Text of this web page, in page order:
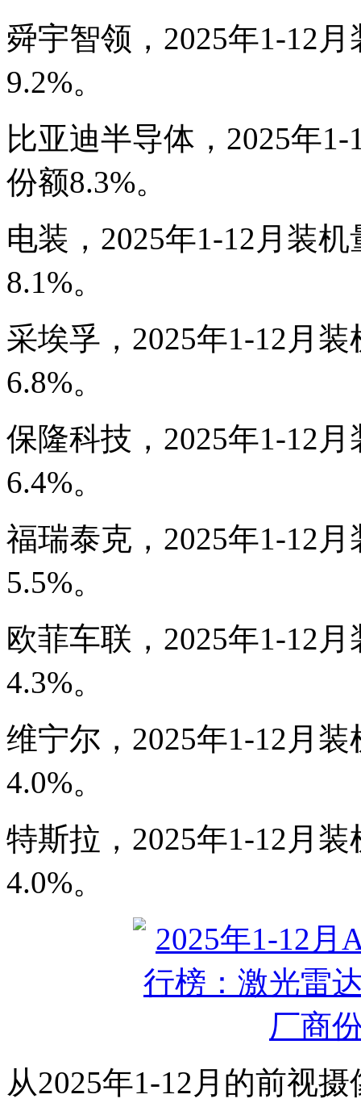
舜宇智领，2025年1-12
9.2%。
比亚迪半导体，2025年
份额8.3%。
电装，2025年1-12月装
8.1%。
采埃孚，2025年1-12月
6.8%。
保隆科技，2025年1-12
6.4%。
福瑞泰克，2025年1-12
5.5%。
欧菲车联，2025年1-12
4.3%。
维宁尔，2025年1-12月
4.0%。
特斯拉，2025年1-12月
4.0%。
从2025年1-12月的前视